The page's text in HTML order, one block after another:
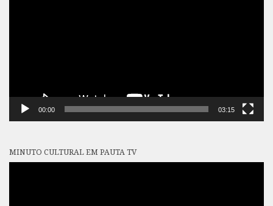
00:00 03:15
MINUTO CULTURAL EM PAUTA TV